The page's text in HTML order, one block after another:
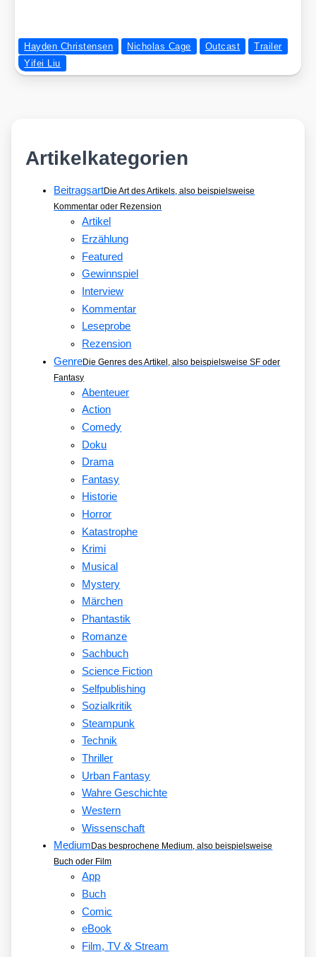
Hayden Christensen Nicholas Cage Outcast
Trailer
Yifei Liu
Artikelkategorien
BeitragsartDie Art des Artikels, also beispielsweise
Kommentar oder Rezension
Artikel
Erzählung
Featured
Gewinnspiel
Interview
Kommentar
Leseprobe
Rezension
GenreDie Genres des Artikel, also beispielsweise SF oder
Fantasy
Abenteuer
Action
Comedy
Doku
Drama
Fantasy
Historie
Horror
Katastrophe
Krimi
Musical
Mystery
Märchen
Phantastik
Romanze
Sachbuch
Science Fiction
Selfpublishing
Sozialkritik
Steampunk
Technik
Thriller
Urban Fantasy
Wahre Geschichte
Western
Wissenschaft
Medium Das besprochene Medium, also beispielsweise
Buch oder Film
App
Buch
Comic
eBook
Film, TV&Stream